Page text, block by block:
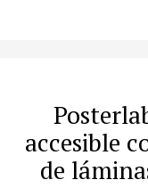
accesible
de